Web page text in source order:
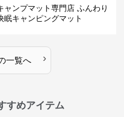
ャンプマット専門店 ふんわり
眠キャンピングマット
一覧へ ›
すめアイテム